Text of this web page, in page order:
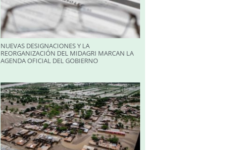
NUEVAS DESIGNACIONES Y LA
REORGANIZACIÓN DEL MIDAGRI MARCAN LA
AGENDA OFICIAL DEL GOBIERNO